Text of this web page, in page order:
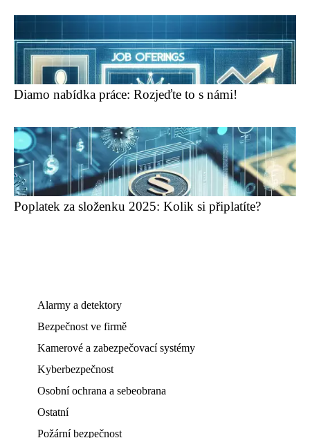
Diamo nabídka práce: Rozjeďte to s námi!
Poplatek za složenku 2025: Kolik si připlatíte?
Alarmy a detektory
Bezpečnost ve firmě
Kamerové a zabezpečovací systémy
Kyberbezpečnost
Osobní ochrana a sebeobrana
Ostatní
Požární bezpečnost